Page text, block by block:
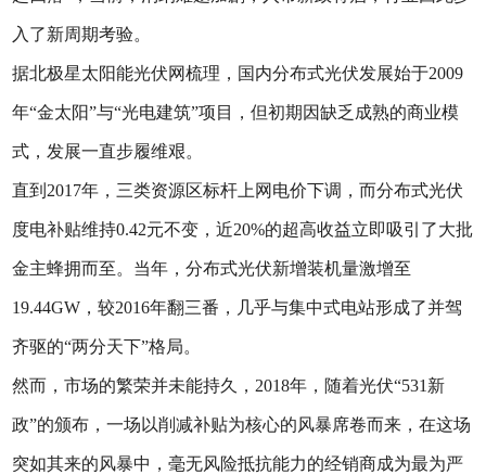
入了新周期考验。
据北极星太阳能光伏网梳理，国内分布式光伏发展始于2009
年“金太阳”与“光电建筑”项目，但初期因缺乏成熟的商业模
式，发展一直步履维艰。
直到2017年，三类资源区标杆上网电价下调，而分布式光伏
度电补贴维持0.42元不变，近20%的超高收益立即吸引了大批
金主蜂拥而至。当年，分布式光伏新增装机量激增至
19.44GW，较2016年翻三番，几乎与集中式电站形成了并驾
齐驱的“两分天下”格局。
然而，市场的繁荣并未能持久，2018年，随着光伏“531新
政”的颁布，一场以削减补贴为核心的风暴席卷而来，在这场
突如其来的风暴中，毫无风险抵抗能力的经销商成为最为严